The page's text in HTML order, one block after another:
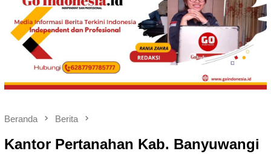
Beranda Berita
Kantor Pertanahan Kab. Banyuwangi